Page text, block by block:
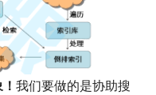
我们要做的是协助搜